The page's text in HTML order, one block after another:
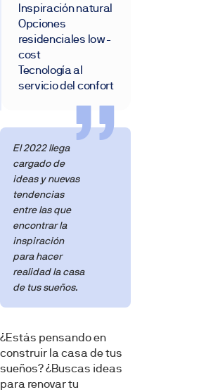
El 2022 llega
cargado de
ideas y nuevas
tendencias
entre las que
encontrar la
inspiración
para hacer
realidad la casa
de tus sueños.
¿Estás pensando en
construir la casa de tus
sueños? ¿Buscas ideas
para renovar tu
Inspiración natural
Opciones
residenciales low-
cost
Tecnología al
servicio del confort